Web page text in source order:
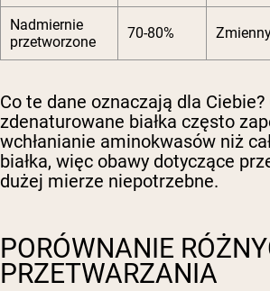
Nadmiernie
przetworzone
70-80%
Co te dane oznaczają dla
zdenaturowane białka często
wchłanianie aminokwasów niż
białka, więc obawy dotyczące
dużej mierze niepotrzebne.
PORÓWNANIE
PRZETWARZANIA